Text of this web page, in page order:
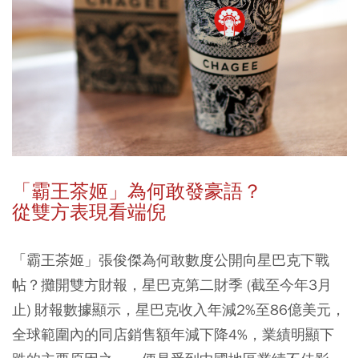
「霸王茶姬」為何敢發豪語？
從雙方表現看端倪
「霸王茶姬」張俊傑為何敢數度公開向星巴克下戰
帖？攤開雙方財報，星巴克第二財季 (截至今年3月
止) 財報數據顯示，星巴克收入年減2%至86億美元，
全球範圍內的同店銷售額年減下降4%，業績明顯下